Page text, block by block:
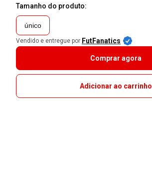
Tamanho do produto:
único
Vendido e entregue por FutFanatics
Comprar agora
Adicionar ao carrinho